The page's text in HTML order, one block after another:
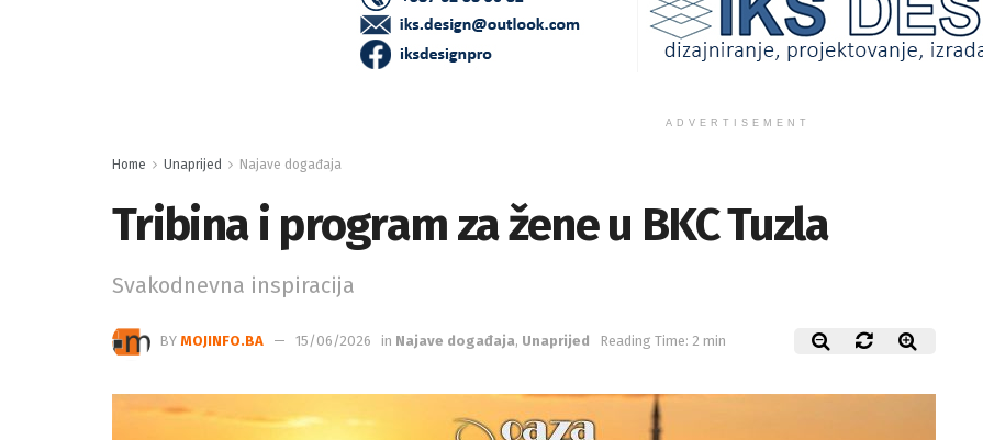
ADVERTISEMENT
Home Unaprijed Najave događaja
Tribina i program za žene u BKC Tuzla
Svakodnevna inspiracija
BY MOJINFO.BA 15/06/2026 in Najave događaja, Unaprijed Reading Time: 2 min